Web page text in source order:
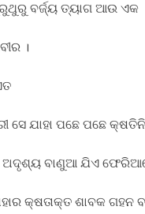
ବର୍ଜ୍ୟ ତ୍ୟାଗ ଆଉ ଏକ
।
ସେ ଯାହା ପଛେ ପଛେ
ଅଦୃଶ୍ୟ ବାଣୁଆ ଯିଏ
କ୍ଷତାକ୍ତ ଶାବକ ଗହନ